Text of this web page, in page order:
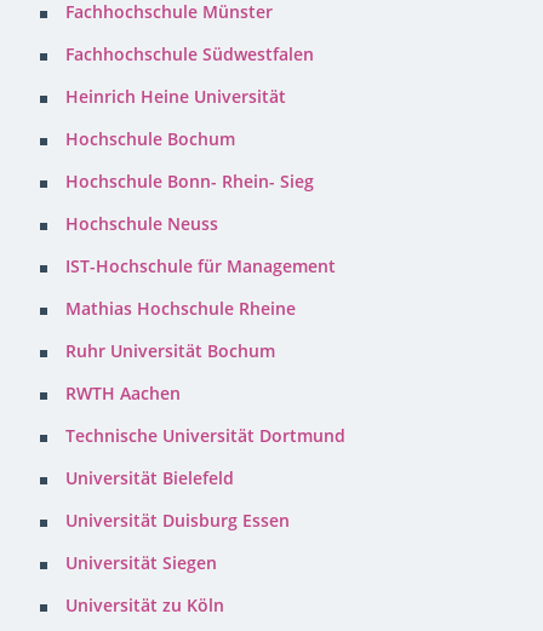
Fachhochschule Münster
Fachhochschule Südwestfalen
Heinrich Heine Universität
Hochschule Bochum
Hochschule Bonn- Rhein- Sieg
Hochschule Neuss
IST-Hochschule für Management
Mathias Hochschule Rheine
Ruhr Universität Bochum
RWTH Aachen
Technische Universität Dortmund
Universität Bielefeld
Universität Duisburg Essen
Universität Siegen
Universität zu Köln